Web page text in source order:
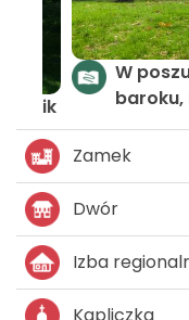
Szlak
Zamek
Dwór
Izba
Kapliczka